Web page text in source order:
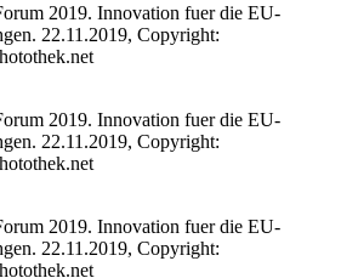
2019. Innovation fuer die EU-
22.11.2019, Copyright:
2019. Innovation fuer die EU-
22.11.2019, Copyright:
2019. Innovation fuer die EU-
22.11.2019, Copyright: